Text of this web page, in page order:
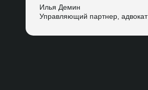
Илья Демин
Управляющий партнер, адвокат